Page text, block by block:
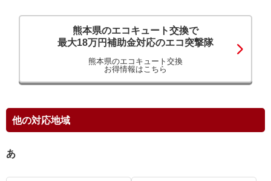
熊本県のエコキュート交換で
最大18万円補助金対応のエコ突撃隊
熊本県のエコキュート交換
お得情報はこちら
他の対応地域
あ